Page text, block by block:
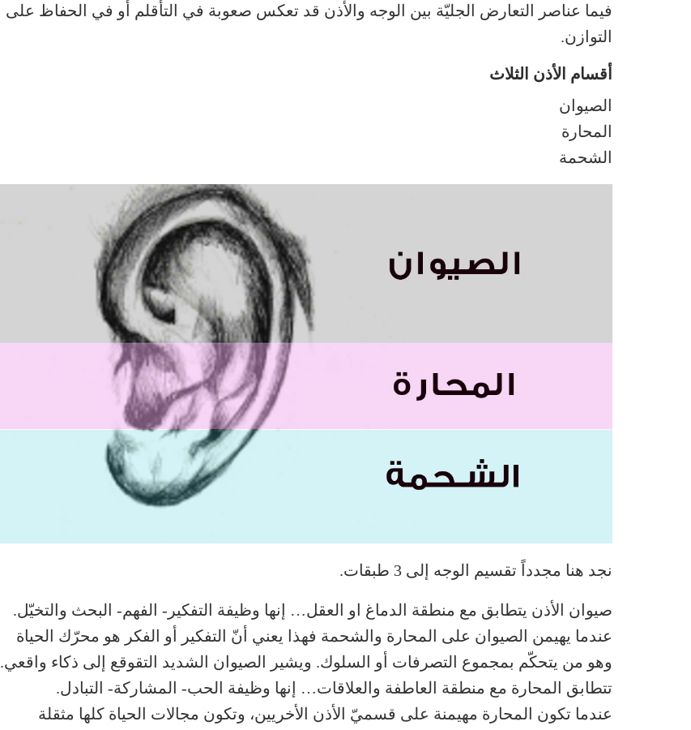
فيما عناصر التعارض الجليّة بين الوجه والأذن قد تعكس صعوبة في التأقلم أو في الحفاظ على
التوازن.
أقسام الأذن الثلاث
الصيوان
المحارة
الشحمة
نجد هنا مجدداً تقسيم الوجه إلى 3 طبقات.
صيوان الأذن يتطابق مع منطقة الدماغ او العقل… إنها وظيفة التفكير- الفهم- البحث والتخيّل.
عندما يهيمن الصيوان على المحارة والشحمة فهذا يعني أنّ التفكير أو الفكر هو محرّك الحياة
وهو من يتحكّم بمجموع التصرفات أو السلوك. ويشير الصيوان الشديد التقوقع إلى ذكاء واقعي.
تتطابق المحارة مع منطقة العاطفة والعلاقات… إنها وظيفة الحب- المشاركة- التبادل.
عندما تكون المحارة مهيمنة على قسميّ الأذن الأخريين، وتكون مجالات الحياة كلها مثقلة